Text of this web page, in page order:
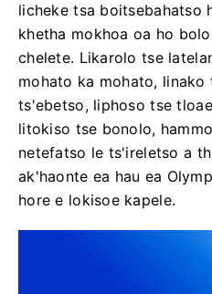
licheke tsa boitsebahatso
khetha mokhoa oa ho
chelete. Likarolo tse
mohato ka mohato, linako
ts'ebetso, liphoso tse
litokiso tse bonolo,
netefatso le ts'ireletso a
ak'haonte ea hau ea
hore e lokisoe kapele.